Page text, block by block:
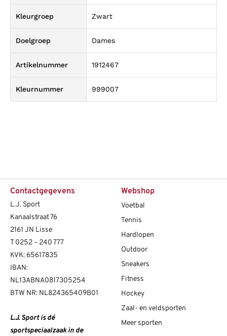
Kleurgroep Zwart
Doelgroep Dames
Artikelnummer 1912467
Kleurnummer 999007
Contactgegevens
L.J. Sport
Kanaalstraat 76
2161 JN Lisse
T 0252 – 240 777
KVK: 65617835
IBAN:
NL13ABNA0817305254
BTW NR: NL824365409B01
L.J. Sport is dé
sportspeciaalzaak in de
Webshop
Voetbal
Tennis
Hardlopen
Outdoor
Sneakers
Fitness
Hockey
Zaal- en veldsporten
Meer sporten